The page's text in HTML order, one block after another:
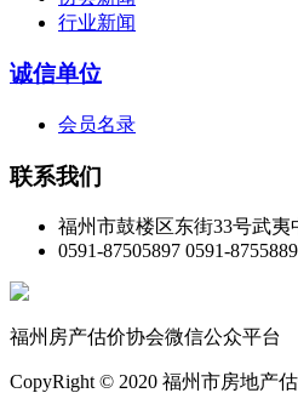
行业新闻
诚信单位
会员名录
联系我们
福州市鼓楼区东街33号武夷
0591-87505897 0591-
福州房产估价协会微信公众平台
CopyRight © 2020 福州市房地产